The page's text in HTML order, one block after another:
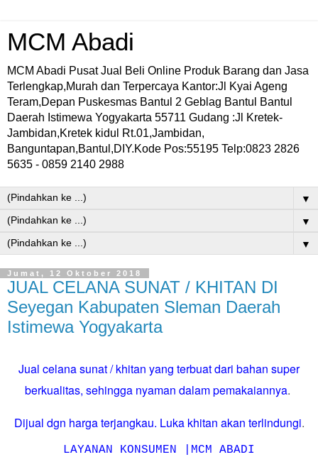
MCM Abadi
MCM Abadi Pusat Jual Beli Online Produk Barang dan Jasa
Terlengkap,Murah dan Terpercaya Kantor:Jl Kyai Ageng
Teram,Depan Puskesmas Bantul 2 Geblag Bantul Bantul
Daerah Istimewa Yogyakarta 55711 Gudang :Jl Kretek-
Jambidan,Kretek kidul Rt.01,Jambidan,
Banguntapan,Bantul,DIY.Kode Pos:55195 Telp:0823 2826
5635 - 0859 2140 2988
▼
▼
▼
Jumat, 12 Oktober 2018
JUAL CELANA SUNAT / KHITAN DI
Seyegan Kabupaten Sleman Daerah
Istimewa Yogyakarta
Jual celana sunat / khitan yang terbuat dari bahan super
berkualitas, sehingga nyaman dalam pemakaiannya.
Dijual dgn harga terjangkau. Luka khitan akan terlindungi.
LAYANAN KONSUMEN |MCM ABADI